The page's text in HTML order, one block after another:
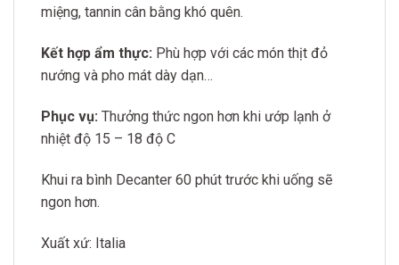
miệng, tannin cân bằng khó quên.
Kết hợp ẩm thực: Phù hợp với các món thịt đỏ
nướng và pho mát dày dạn…
Phục vụ: Thưởng thức ngon hơn khi ướp lạnh ở
nhiệt độ 15 – 18 độ C
Khui ra bình Decanter 60 phút trước khi uống sẽ
ngon hơn.
Xuất xứ: Italia